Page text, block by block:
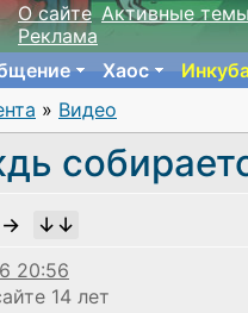
О сайте Активные
Реклама
Хаос
» Видео
→
14 лет